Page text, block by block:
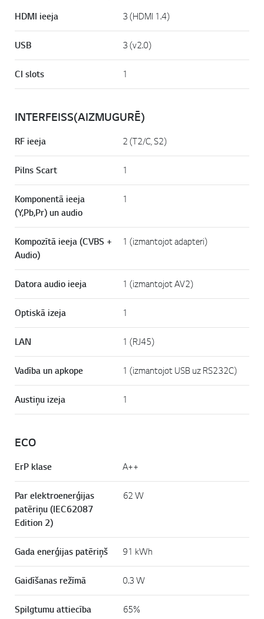
HDMI ieeja 3 (HDMI 1.4)
USB 3 (v2.0)
CI slots 1
INTERFEISS(AIZMUGURĒ)
RF ieeja 2 (T2/C, S2)
Pilns Scart 1
Komponentā ieeja
(Y,Pb,Pr) un audio
1
Kompozītā ieeja (CVBS +
Audio)
1 (izmantojot adapteri)
Datora audio ieeja 1 (izmantojot AV2)
Optiskā izeja 1
LAN 1 (RJ45)
Vadība un apkope 1 (izmantojot USB uz RS232C)
Austiņu izeja 1
ECO
ErP klase A++
Par elektroenerģijas
patēriņu (IEC62087
Edition 2)
62 W
Gada enerģijas patēriņš 91 kWh
Gaidīšanas režīmā 0.3 W
Spilgtumu attiecība 65%